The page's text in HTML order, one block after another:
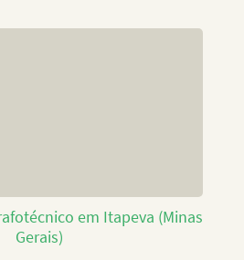
em Itapeva (Minas
Gerais)